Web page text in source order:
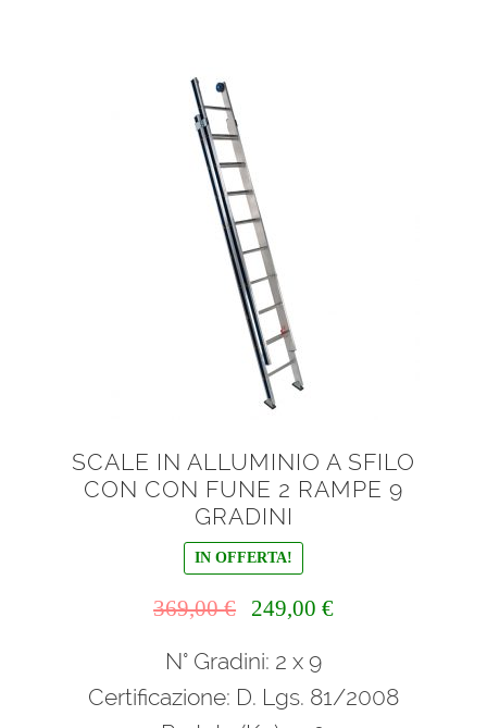
SCALE IN ALLUMINIO A SFILO
CON CON FUNE 2 RAMPE 9
GRADINI
IN OFFERTA!
369,00€
originale
369,00 €.
249,00 €Il
249,00 €.
N° Gradini: 2 x 9
Certificazione: D. Lgs. 81/2008